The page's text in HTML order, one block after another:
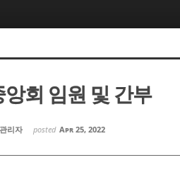
앙회 임원 및 간부
관리자 posted Apr 25, 2022